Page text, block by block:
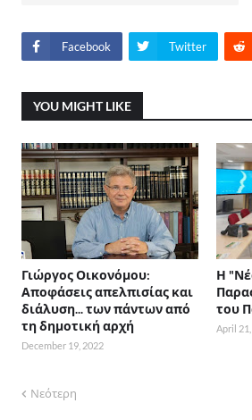
Facebook Twitter
YOU MIGHT LIKE
Γιώργος Οικονόμου:
Αποφάσεις απελπισίας και
διάλυση... των πάντων από
τη δημοτική αρχή
December 19, 2022
Η
του
April
Νεότερη